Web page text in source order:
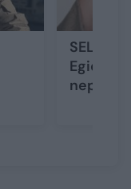
SEL
Egidijus